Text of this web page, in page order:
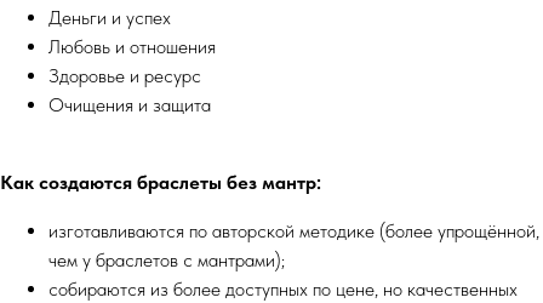
Деньги и успех
Любовь и отношения
Здоровье и ресурс
Очищения и защита
Как создаются браслеты без мантр:
изготавливаются по авторской методике (более упрощённой,
чем у браслетов с мантрами);
собираются из более доступных по цене, но качественных